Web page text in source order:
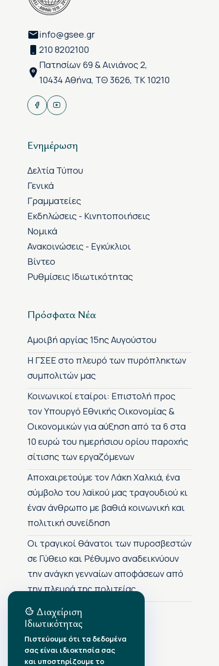
info@gsee.gr
210 8202100
Πατησίων 69 & Αινιάνος 2,
10434 Αθήνα, ΤΘ 3626, ΤΚ 10210
Ενημέρωση
Δελτία Τύπου
Γενικά
Γραμματείες
Εκδηλώσεις - Κινητοποιήσεις
Νομικά
Ανακοινώσεις - Εγκύκλιοι
Βίντεο
Ρυθμίσεις Ιδιωτικότητας
Πρόσφατα Νέα
Αμοιβή αργίας 15ης Αυγούστου
H ΓΣΕΕ στο πλευρό των πυρόπληκτων
συμπολιτών μας
Κοινωνικοί εταίροι: Επιστολή προς
τον Υπουργό Εθνικής Οικονομίας &
Οικονομικών για αύξηση από τα 6 στα
10 ευρώ του ημερήσιου ορίου παροχής
σίτισης των εργαζόμενων
Αποχαιρετούμε τον Λάκη Χαλκιά, ένα
σύμβολο του λαϊκού μας τραγουδιού κι
έναν άνθρωπο με βαθιά κοινωνική και
πολιτική συνείδηση
Οι τραγικοί θάνατοι των πυροσβεστών
σε Γύθειο και Ρέθυμνο αναδεικνύουν
την ανάγκη γενναίων αποφάσεων από
την πλευρά της πολιτείας
Αρχείο Δημοσιεύσεων
•Αύγουστος 2026
Διαχείριση
Ιδιωτικότητας
Πιστεύουμε ότι τα δεδομένα
σας είναι ιδιοκτησία σας
και υποστηρίζουμε το